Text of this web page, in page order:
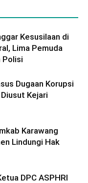
Kesusilaan di
Lima Pemuda
Polisi
Dugaan Korupsi
Kejari
Karawang
Lindungi Hak
DPC ASPHRI